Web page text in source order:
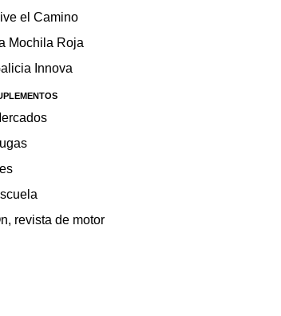
el Camino
Mochila Roja
Innova
revista de motor